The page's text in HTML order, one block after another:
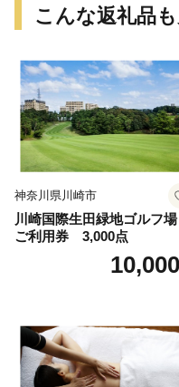
こんな返礼品
神奈川県川崎市
川崎国際生田緑地ゴルフ
ご利用券 3,000点
10,000